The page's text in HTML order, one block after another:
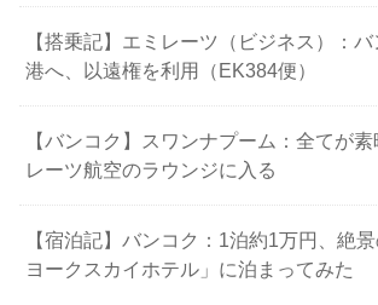
【搭乗記】エミレーツ（ビジネス）：
港へ、以遠権を利用（EK384便）
【バンコク】スワンナプーム：全てが素
レーツ航空のラウンジに入る
【宿泊記】バンコク：1泊約1万円、絶
ヨークスカイホテル」に泊まってみた